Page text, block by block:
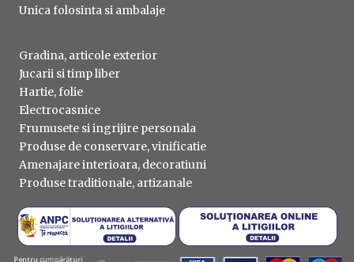
Unica folosinta si ambalaje
Gradina, articole exterior
Jucarii si timp liber
Hartie, folie
Electrocasnice
Frumusete si ingrijire personala
Produse de conservare, vinificatie
Amenajare interioara, decoratiuni
Produse traditionale, artizanale